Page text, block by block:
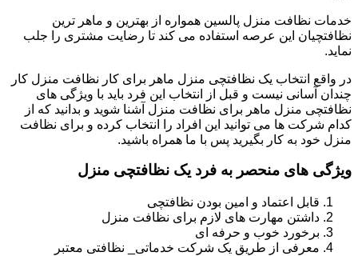
خدمات نظافت منزل پالسین همواره از بهترین و ماهر ترین
نظافتچیان این عرصه استفاده می کند تا رضایت مشتری را جلب
نماید.
در واقع انتخاب یک نظافتچی منزل ماهر برای کار نظافت منزل کار
چندان آسانی نیست و قبل از انتخاب این فرد باید با ویژگی های
نظافتچی منزل ماهر برای نظافت منزل آشنا شوید و بدانید که از
کدام شرکت ها می توانید این افراد را انتخاب کرده و برای نظافت
منزل خود به کار بگیرید پس با ما همراه باشید.
ویژگی های منحصر به فرد یک نظافتچی منزل
قابل اعتماد و امین بودن نظافتچی
داشتن مهارت های لازم برای نظافت منزل
برخورد خوب و حرفه ای
معرفی از طریق یک شرکت خدماتی_ نظافتی معتبر